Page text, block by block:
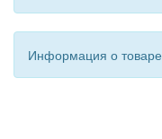
Информация о